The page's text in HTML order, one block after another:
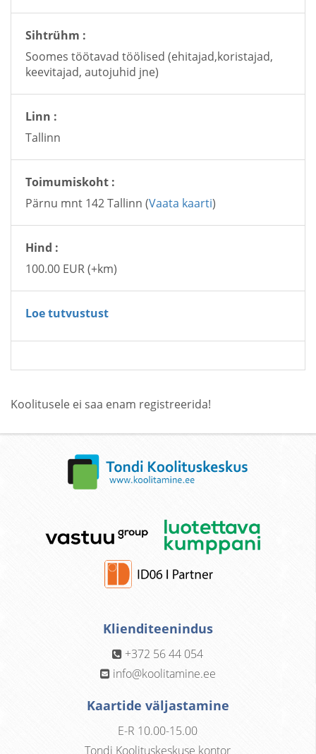
Sihtrühm :
Soomes töötavad töölised (ehitajad,koristajad,
keevitajad, autojuhid jne)
Linn :
Tallinn
Toimumiskoht :
Pärnu mnt 142 Tallinn (Vaata kaarti)
Hind :
100.00 EUR (+km)
Loe tutvustust
Koolitusele ei saa enam registreerida!
Klienditeenindus
+372 56 44 054
info@koolitamine.ee
Kaartide väljastamine
E-R 10.00-15.00
Tondi Koolituskeskuse kontor